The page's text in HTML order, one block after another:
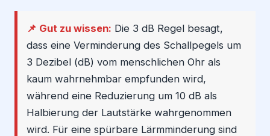
📌 Gut zu wissen: Die 3 dB Regel besagt,
dass eine Verminderung des Schallpegels um
3 Dezibel (dB) vom menschlichen Ohr als
kaum wahrnehmbar empfunden wird,
während eine Reduzierung um 10 dB als
Halbierung der Lautstärke wahrgenommen
wird. Für eine spürbare Lärmminderung sind